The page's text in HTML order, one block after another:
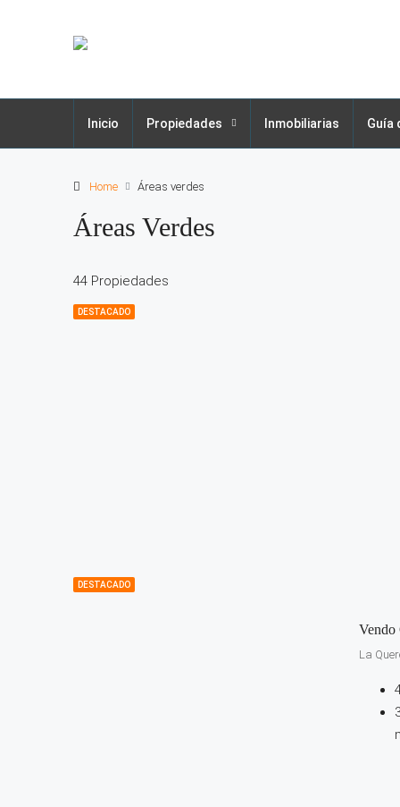
Inicio Propiedades Inmobiliarias Guía
Home Áreas verdes
Áreas Verdes
44 Propiedades
DESTACADO
DESTACADO
Vendo
La